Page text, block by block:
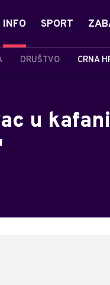
INFO
DRUŠTVO CRNA
SPORT
u